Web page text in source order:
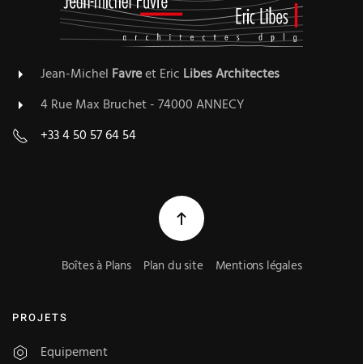
Jean-Michel Favreet Eric LibesArchitectes
4 Rue Max Bruchet - 74000 ANNECY
+33 4 50 57 64 54
Boîtes à Plans Plan du site Mentions légales
PROJETS
Equipement